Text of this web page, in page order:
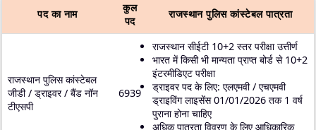
पद का नाम
कुल
पद
राजस्थान पुलिस कांस्टेबल पात्रता
राजस्थान पुलिस कांस्टेबल
जीडी / ड्राइवर / बैंड नॉन
टीएसपी
6939
राजस्थान सीईटी 10+2 स्तर परीक्षा उत्तीर्ण
भारत में किसी भी मान्यता प्राप्त बोर्ड से 10+2
इंटरमीडिएट परीक्षा
ड्राइवर पद के लिए: एलएमवी / एचएमवी
ड्राइविंग लाइसेंस 01/01/2026 तक 1 वर्ष
पुराना होना चाहिए
अधिक पात्रता विवरण के लिए आधिकारिक